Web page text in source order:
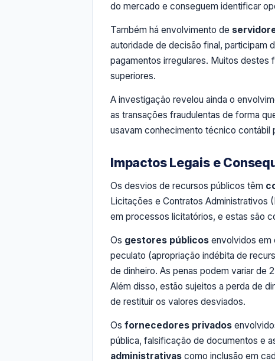
do mercado e conseguem identificar
Também há envolvimento de
autoridade de decisão final, participam
pagamentos irregulares. Muitos destes
superiores.
A investigação revelou ainda o
as transações fraudulentas de forma
usavam conhecimento técnico contábil
Impactos Legais e
Os desvios de recursos públicos têm
Licitações e Contratos Administrativos
em processos licitatórios, e estas são
Os gestores públicos envolvidos em
peculato (apropriação indébita de
de dinheiro. As penas podem variar de
Além disso, estão sujeitos a perda de
de restituir os valores desviados.
Os fornecedores privados
pública, falsificação de documentos e
administrativas como inclusão em